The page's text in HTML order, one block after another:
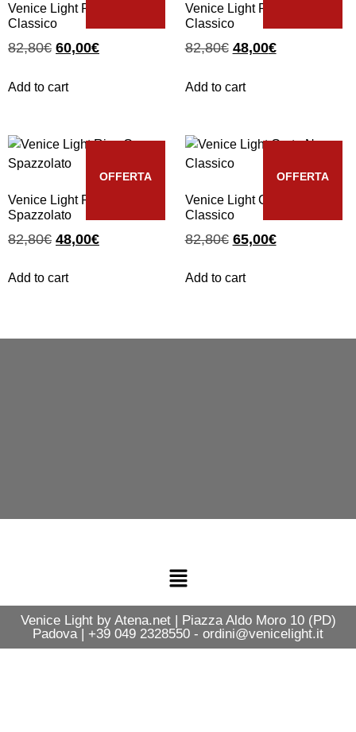
Venice Light Riva Nero
Classico
82,80€ 60,00€
Add to cart
Venice Light Riva Nero
Classico
82,80€ 48,00€
Add to cart
OFFERTA
Venice Light Riva Oro
Spazzolato
82,80€ 48,00€
Add to cart
OFFERTA
Venice Light Corte Nero
Classico
82,80€ 65,00€
Add to cart
Venice Light by Atena.net | Piazza Aldo Moro 10 (PD)
Padova | +39 049 2328550 - ordini@venicelight.it